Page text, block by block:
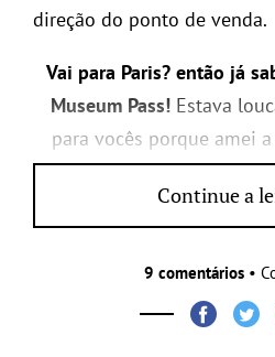
direção do ponto de venda.
Vai para Paris? então já
Museum Pass!Estava
para vocês porque amei
Continue a
9 comentários •